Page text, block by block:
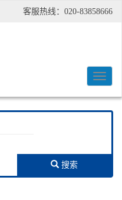
客服热线：020-83858666
搜索